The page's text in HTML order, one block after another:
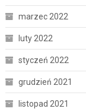
marzec 2022
luty 2022
styczeń 2022
grudzień 2021
listopad 2021